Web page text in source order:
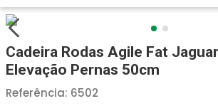
Cadeira Rodas Agile Fat
Elevação Pernas 50cm
Referência: 6502
2º Fralda Geriatrica
3º Littmann